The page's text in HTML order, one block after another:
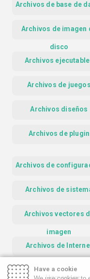
Archivos de base de
Archivos de imagen
disco
Archivos
Archivos de juegos
Archivos diseños
Archivos de plugin
Archivos de
Archivos de
Archivos vectores
imagen
Archivos de
Have a cookie